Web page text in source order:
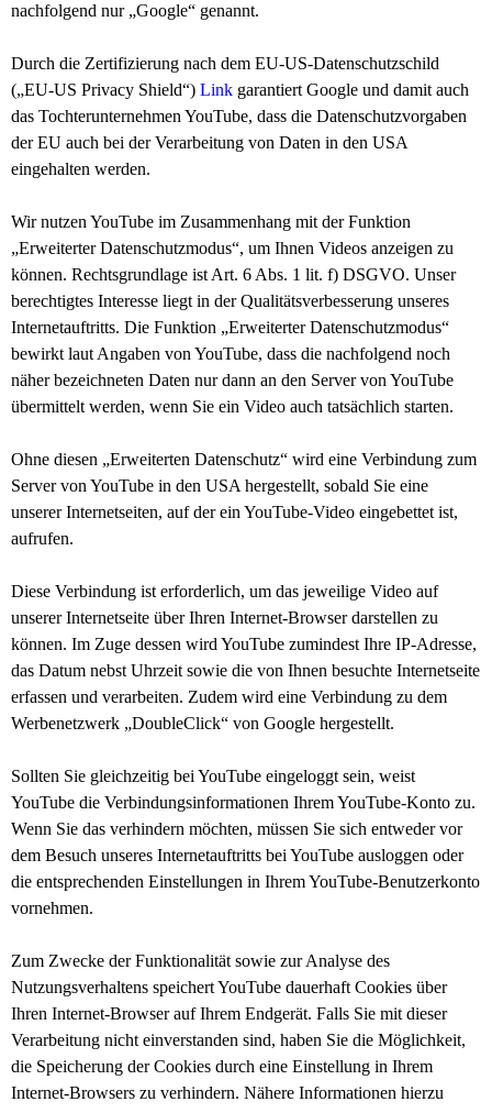
nachfolgend nur „Google“ genannt.
Durch die Zertifizierung nach dem EU-US-Datenschutzschild
(„EU-US Privacy Shield“) Link garantiert Google und damit auch
das Tochterunternehmen YouTube, dass die Datenschutzvorgaben
der EU auch bei der Verarbeitung von Daten in den USA
eingehalten werden.
Wir nutzen YouTube im Zusammenhang mit der Funktion
„Erweiterter Datenschutzmodus“, um Ihnen Videos anzeigen zu
können. Rechtsgrundlage ist Art. 6 Abs. 1 lit. f) DSGVO. Unser
berechtigtes Interesse liegt in der Qualitätsverbesserung unseres
Internetauftritts. Die Funktion „Erweiterter Datenschutzmodus“
bewirkt laut Angaben von YouTube, dass die nachfolgend noch
näher bezeichneten Daten nur dann an den Server von YouTube
übermittelt werden, wenn Sie ein Video auch tatsächlich starten.
Ohne diesen „Erweiterten Datenschutz“ wird eine Verbindung zum
Server von YouTube in den USA hergestellt, sobald Sie eine
unserer Internetseiten, auf der ein YouTube-Video eingebettet ist,
aufrufen.
Diese Verbindung ist erforderlich, um das jeweilige Video auf
unserer Internetseite über Ihren Internet-Browser darstellen zu
können. Im Zuge dessen wird YouTube zumindest Ihre IP-Adresse,
das Datum nebst Uhrzeit sowie die von Ihnen besuchte Internetseite
erfassen und verarbeiten. Zudem wird eine Verbindung zu dem
Werbenetzwerk „DoubleClick“ von Google hergestellt.
Sollten Sie gleichzeitig bei YouTube eingeloggt sein, weist
YouTube die Verbindungsinformationen Ihrem YouTube-Konto zu.
Wenn Sie das verhindern möchten, müssen Sie sich entweder vor
dem Besuch unseres Internetauftritts bei YouTube ausloggen oder
die entsprechenden Einstellungen in Ihrem YouTube-Benutzerkonto
vornehmen.
Zum Zwecke der Funktionalität sowie zur Analyse des
Nutzungsverhaltens speichert YouTube dauerhaft Cookies über
Ihren Internet-Browser auf Ihrem Endgerät. Falls Sie mit dieser
Verarbeitung nicht einverstanden sind, haben Sie die Möglichkeit,
die Speicherung der Cookies durch eine Einstellung in Ihrem
Internet-Browsers zu verhindern. Nähere Informationen hierzu